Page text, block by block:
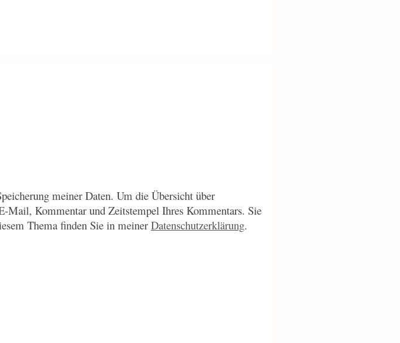
meiner Daten. Um die Übersicht über
Mail, Kommentar und Zeitstempel Ihres Kommentars. Sie
Thema finden Sie in meiner Datenschutzerklärung.